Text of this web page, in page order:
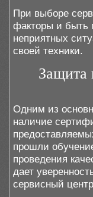
При выборе
факторы и быть
неприятных
своей техники.
Защита
Одним из
наличие
прошли
проведения
дает
сервисный